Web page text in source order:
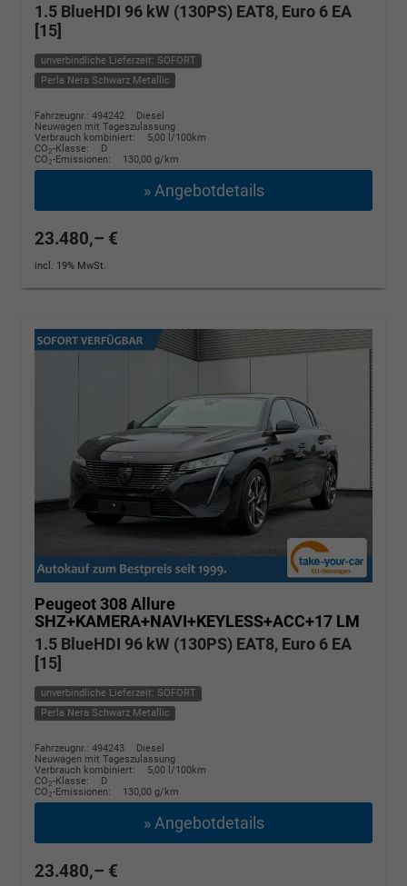
1.5 BlueHDI 96 kW (130PS) EAT8, Euro 6 EA
[15]
unverbindliche Lieferzeit: SOFORT
Perla Nera Schwarz Metallic
Fahrzeugnr.: 494242
Diesel
Neuwagen mit Tageszulassung
Verbrauch kombiniert:
5,00 l/100km
CO2-Klasse:
D
CO2-Emissionen: 130,00 g/km
» Angebotdetails
23.480,– €
incl. 19% MwSt.
Peugeot 308Allure
SHZ+KAMERA+NAVI+KEYLESS+ACC+17 LM
1.5 BlueHDI 96 kW (130PS) EAT8, Euro 6 EA
[15]
unverbindliche Lieferzeit: SOFORT
Perla Nera Schwarz Metallic
Fahrzeugnr.: 494243
Diesel
Neuwagen mit Tageszulassung
Verbrauch kombiniert:
5,00 l/100km
CO2-Klasse:
D
CO2-Emissionen: 130,00 g/km
» Angebotdetails
23.480,– €